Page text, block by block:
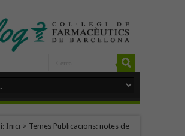
Inici > Temes Publicacions: notes de